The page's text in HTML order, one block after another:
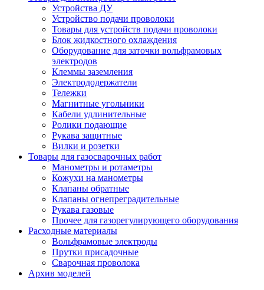
Устройства ДУ
Устройство подачи проволоки
Товары для устройств подачи проволоки
Блок жидкостного охлаждения
Оборудование для заточки вольфрамовых
электродов
Клеммы заземления
Электрододержатели
Тележки
Магнитные угольники
Кабели удлинительные
Ролики подающие
Рукава защитные
Вилки и розетки
Товары для газосварочных работ
Манометры и ротаметры
Кожухи на манометры
Клапаны обратные
Клапаны огнепреградительные
Рукава газовые
Прочее для газорегулирующего оборудования
Расходные материалы
Вольфрамовые электроды
Прутки присадочные
Сварочная проволока
Архив моделей